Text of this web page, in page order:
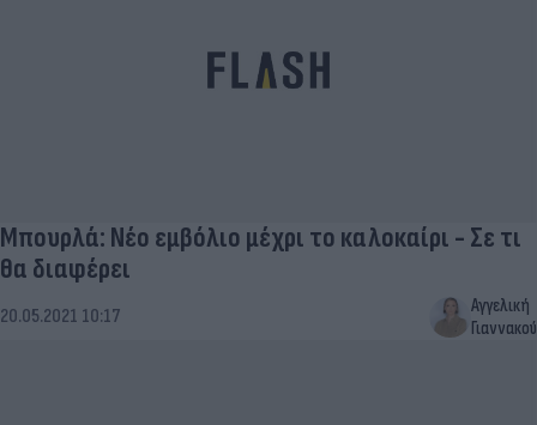
Μπουρλά: Νέο εμβόλιο μέχρι το καλοκαίρι - Σε τι
θα διαφέρει
20.05.2021 10:17
Αγγελική
Γιαννακού